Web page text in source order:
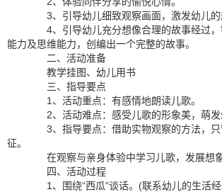
3、引导幼儿细致观察画面，激发幼儿的
4、引导幼儿充分想像合理的故事经过，
能力及思维能力，创编出一个完整的故事。
二、活动准备
教学挂图、幼儿用书
三、指导要点
1、活动重点：有感情地朗读儿歌。
2、活动难点：感受儿歌的形象美，萌发
3、指导要点：借助实物观察的方法，只
征。
在观察与亲身体验中学习儿歌，发展想象
四、活动过程
1、围绕“西瓜”谈话。(联系幼儿的生活经